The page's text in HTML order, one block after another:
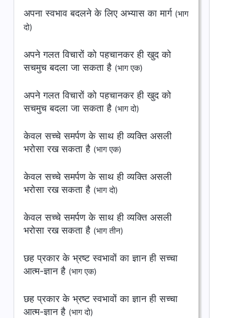
अपना स्वभाव बदलने के लिए अभ्यास का मार्ग (भाग
दो)
अपने गलत विचारों को पहचानकर ही खुद को
सचमुच बदला जा सकता है (भाग एक)
अपने गलत विचारों को पहचानकर ही खुद को
सचमुच बदला जा सकता है (भाग दो)
केवल सच्चे समर्पण के साथ ही व्यक्ति असली
भरोसा रख सकता है (भाग एक)
केवल सच्चे समर्पण के साथ ही व्यक्ति असली
भरोसा रख सकता है (भाग दो)
केवल सच्चे समर्पण के साथ ही व्यक्ति असली
भरोसा रख सकता है (भाग तीन)
छह प्रकार के भ्रष्ट स्वभावों का ज्ञान ही सच्चा
आत्म-ज्ञान है (भाग एक)
छह प्रकार के भ्रष्ट स्वभावों का ज्ञान ही सच्चा
आत्म-ज्ञान है (भाग दो)